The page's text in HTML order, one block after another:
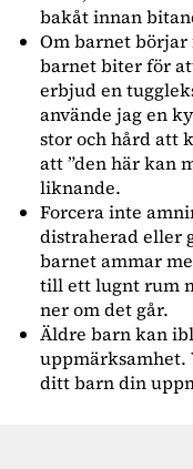
bakåt innan
Om barnet börjar
barnet biter för
erbjud en
använde jag en
stor och hård att
att ”den här kan
liknande.
Forcera inte
distraherad eller
barnet ammar
till ett lugnt rum
ner om det går.
Äldre barn kan
uppmärksamhet.
ditt barn din